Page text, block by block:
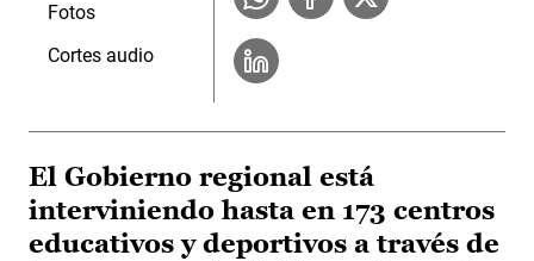
Fotos
Cortes audio
El Gobierno regional está
interviniendo hasta en 173 centros
educativos y deportivos a través de